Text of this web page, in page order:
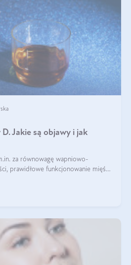
Jakie są objawy i jak
za równowagę wapniowo-
prawidłowe funkcjonowanie mięśni